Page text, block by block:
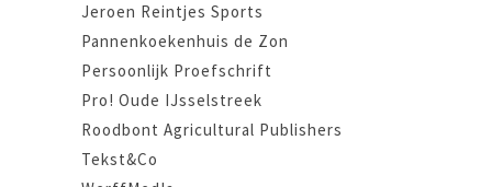
Jeroen Reintjes Sports
Pannenkoekenhuis de Zon
Persoonlijk Proefschrift
Pro! Oude IJsselstreek
Roodbont Agricultural Publishers
Tekst&Co